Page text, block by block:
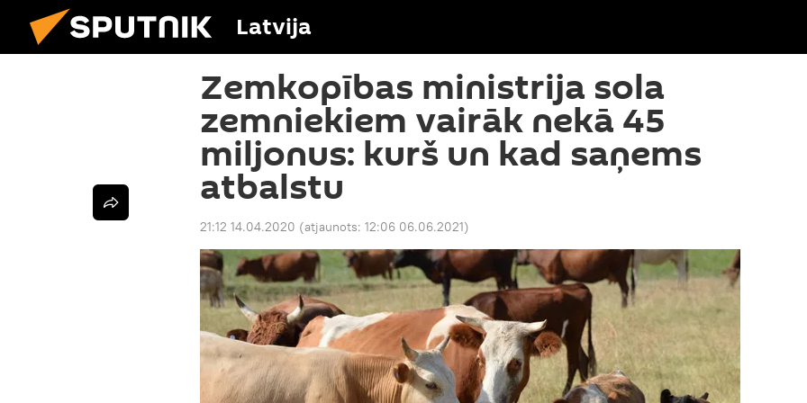
Latvija
Zemkopības ministrija sola
zemniekiem vairāk nekā 45
miljonus: kurš un kad saņems
atbalstu
21:12 14.04.2020 (atjaunots: 12:06 06.06.2021)